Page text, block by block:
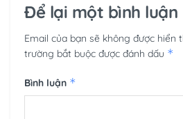
Để lại một bình luận
Email của bạn sẽ không được hiển
trường bắt buộc được đánh dấu *
Bình luận *